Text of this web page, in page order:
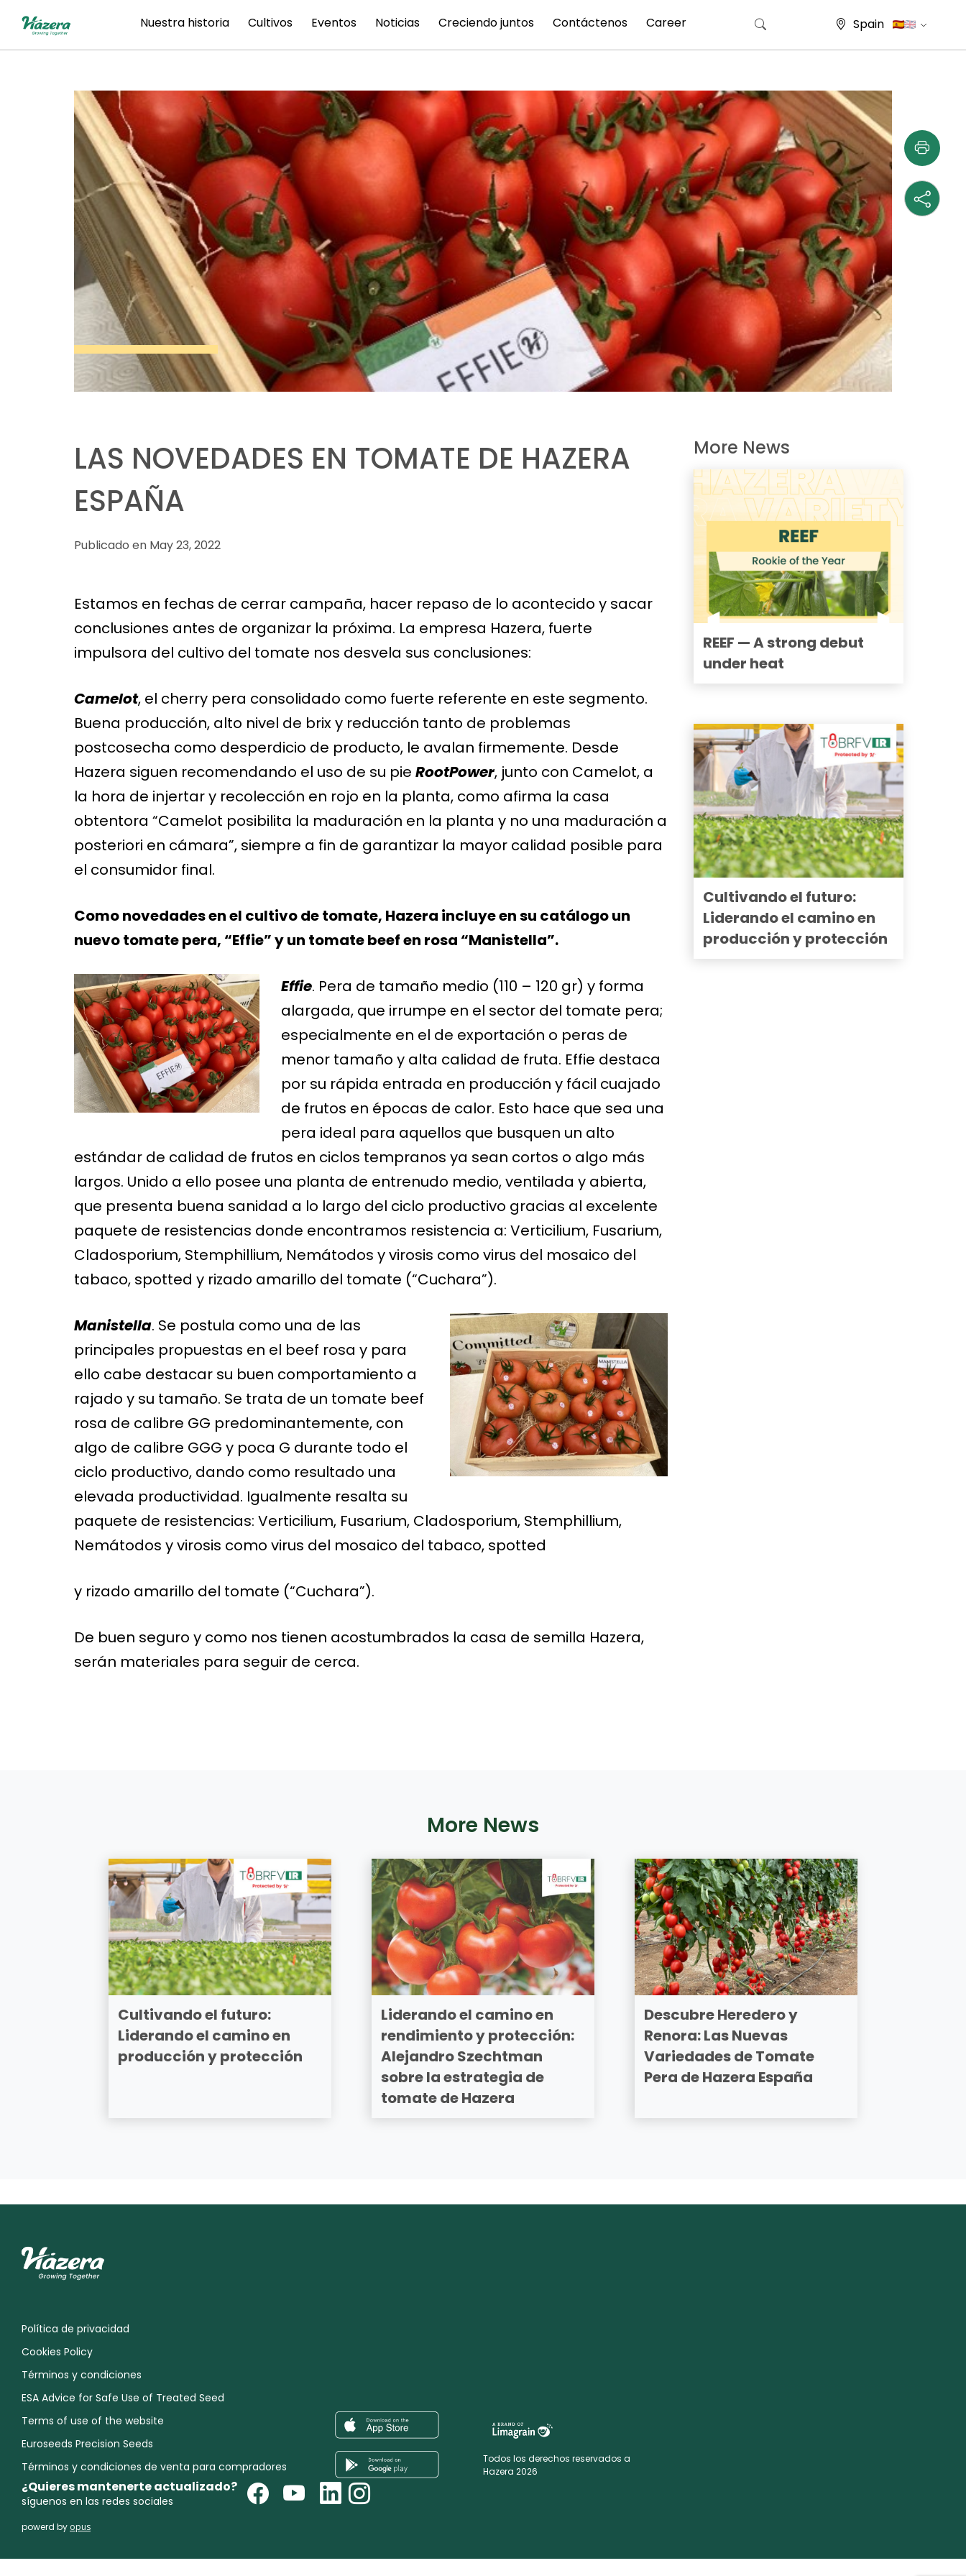
Nuestra historia Cultivos Eventos Noticias Creciendo juntos Contáctenos Career Spain
LAS NOVEDADES EN TOMATE DE HAZERA
ESPAÑA
Publicado en May 23, 2022
Estamos en fechas de cerrar campaña, hacer repaso de lo acontecido y sacar
conclusiones antes de organizar la próxima. La empresa Hazera, fuerte
impulsora del cultivo del tomate nos desvela sus conclusiones:
Camelot, el cherry pera consolidado como fuerte referente en este segmento.
Buena producción, alto nivel de brix y reducción tanto de problemas
postcosecha como desperdicio de producto, le avalan firmemente. Desde
Hazera siguen recomendando el uso de su pie RootPower, junto con Camelot, a
la hora de injertar y recolección en rojo en la planta, como afirma la casa
obtentora “Camelot posibilita la maduración en la planta y no una maduración a
posteriori en cámara”, siempre a fin de garantizar la mayor calidad posible para
el consumidor final.
Como novedades en el cultivo de tomate, Hazera incluye en su catálogo un
nuevo tomate pera, “Effie” y un tomate beef en rosa “Manistella”.
Effie. Pera de tamaño medio (110 – 120 gr) y forma
alargada, que irrumpe en el sector del tomate pera;
especialmente en el de exportación o peras de
menor tamaño y alta calidad de fruta. Effie destaca
por su rápida entrada en producción y fácil cuajado
de frutos en épocas de calor. Esto hace que sea una
pera ideal para aquellos que busquen un alto
estándar de calidad de frutos en ciclos tempranos ya sean cortos o algo más
largos. Unido a ello posee una planta de entrenudo medio, ventilada y abierta,
que presenta buena sanidad a lo largo del ciclo productivo gracias al excelente
paquete de resistencias donde encontramos resistencia a: Verticilium, Fusarium,
Cladosporium, Stemphillium, Nemátodos y virosis como virus del mosaico del
tabaco, spotted y rizado amarillo del tomate (“Cuchara”).
Manistella. Se postula como una de las
principales propuestas en el beef rosa y para
ello cabe destacar su buen comportamiento a
rajado y su tamaño. Se trata de un tomate beef
rosa de calibre GG predominantemente, con
algo de calibre GGG y poca G durante todo el
ciclo productivo, dando como resultado una
elevada productividad. Igualmente resalta su
paquete de resistencias: Verticilium, Fusarium, Cladosporium, Stemphillium,
Nemátodos y virosis como virus del mosaico del tabaco, spotted
y rizado amarillo del tomate (“Cuchara”).
De buen seguro y como nos tienen acostumbrados la casa de semilla Hazera,
serán materiales para seguir de cerca.
More News
REEF — A strong debut
under heat
Cultivando el futuro:
Liderando el camino en
producción y protección
More News
Cultivando el futuro:
Liderando el camino en
producción y protección
Liderando el camino en
rendimiento y protección:
Alejandro Szechtman
sobre la estrategia de
tomate de Hazera
Descubre Heredero y
Renora: Las Nuevas
Variedades de Tomate
Pera de Hazera España
Política de privacidad
Cookies Policy
Términos y condiciones
ESA Advice for Safe Use of Treated Seed
Terms of use of the website
Euroseeds Precision Seeds
Términos y condiciones de venta para compradores
Todos los derechos reservados a
Hazera 2026
¿Quieres mantenerte actualizado?
síguenos en las redes sociales
powerd by opus